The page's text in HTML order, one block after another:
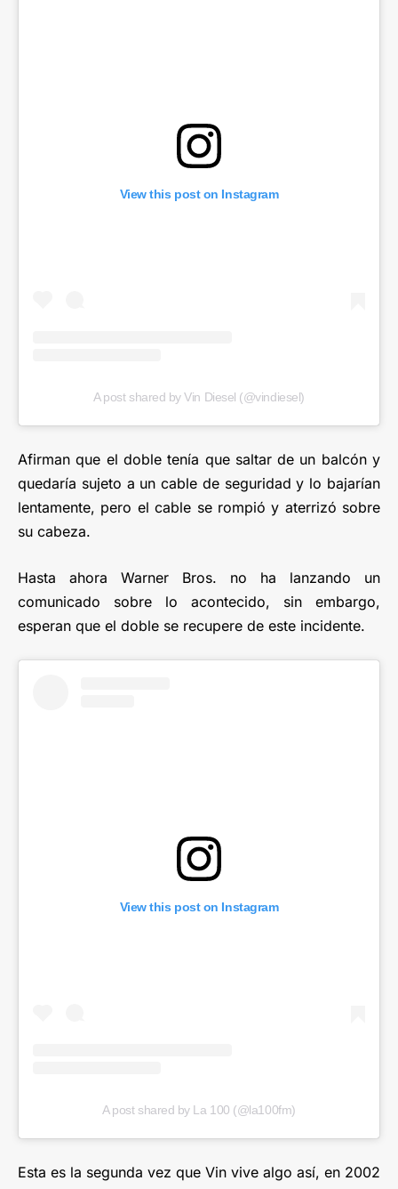
View this post on Instagram
A post shared by Vin Diesel (@vindiesel)
Afirman que el doble tenía que saltar de un balcón y
quedaría sujeto a un cable de seguridad y lo bajarían
lentamente, pero el cable se rompió y aterrizó sobre
su cabeza.
Hasta ahora Warner Bros. no ha lanzando un
comunicado sobre lo acontecido, sin embargo,
esperan que el doble se recupere de este incidente.
View this post on Instagram
A post shared by La 100 (@la100fm)
Esta es la segunda vez que Vin vive algo así, en 2002